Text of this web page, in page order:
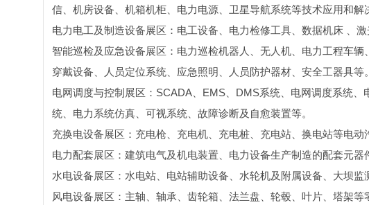
信、机房设备、机箱机柜、电力电源、卫星导航系统等技术应用和解
电力电工及制造设备展区：电工设备、电力检修工具、数据机床 、
智能巡检及应急设备展区：电力巡检机器人、无人机、电力工程车
穿戴设备、人员定位系统、应急照明、人员防护器材、安全工器具等。
电网调度与控制展区：SCADA、EMS、DMS系统、电网调度系统
统、电力系统仿真、可视系统、故障诊断及自愈装置等。
充换电设备展区：充电枪、充电机、充电桩、充电站、换电站等电动
电力配套展区：建筑电气及机电装置、电力设备生产制造的配套元器
水电设备展区：水电站、电站辅助设备、水轮机及附属设备、大坝监
风电设备展区：主轴、轴承、齿轮箱、法兰盘、轮毂、叶片、塔架等